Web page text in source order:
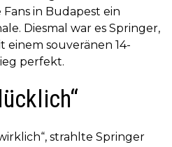
in Budapest ein
Diesmal war es Springer,
einem souveränen 14-
perfekt.
strahlte Springer